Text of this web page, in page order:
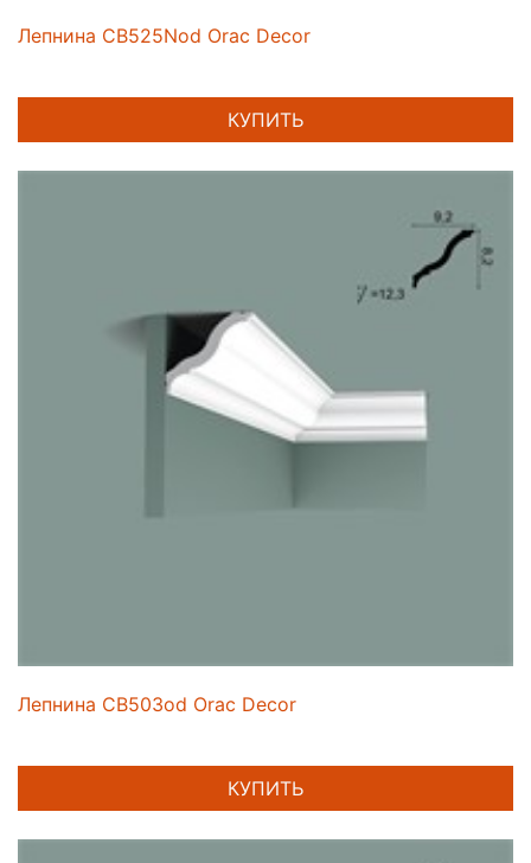
Лепнина CB525Nod Orac Decor
КУПИТЬ
Лепнина CB503od Orac Decor
КУПИТЬ